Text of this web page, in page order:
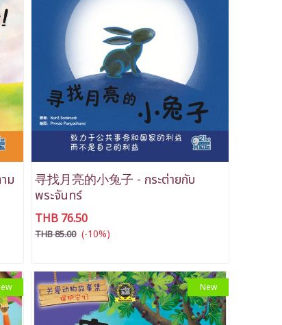
ม
寻找月亮的小兔子 - กระต่ายกับ
พระจันทร์
THB 76.50
THB 85.00 (-10%)
New